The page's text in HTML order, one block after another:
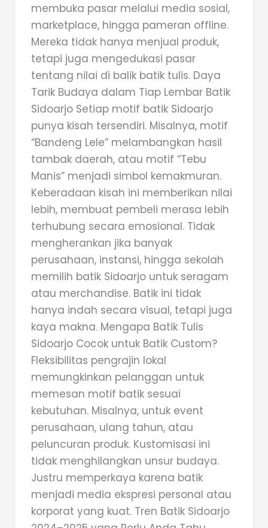
membuka pasar melalui media sosial,
marketplace, hingga pameran offline.
Mereka tidak hanya menjual produk,
tetapi juga mengedukasi pasar
tentang nilai di balik batik tulis. Daya
Tarik Budaya dalam Tiap Lembar Batik
Sidoarjo Setiap motif batik Sidoarjo
punya kisah tersendiri. Misalnya, motif
“Bandeng Lele” melambangkan hasil
tambak daerah, atau motif “Tebu
Manis” menjadi simbol kemakmuran.
Keberadaan kisah ini memberikan nilai
lebih, membuat pembeli merasa lebih
terhubung secara emosional. Tidak
mengherankan jika banyak
perusahaan, instansi, hingga sekolah
memilih batik Sidoarjo untuk seragam
atau merchandise. Batik ini tidak
hanya indah secara visual, tetapi juga
kaya makna. Mengapa Batik Tulis
Sidoarjo Cocok untuk Batik Custom?
Fleksibilitas pengrajin lokal
memungkinkan pelanggan untuk
memesan motif batik sesuai
kebutuhan. Misalnya, untuk event
perusahaan, ulang tahun, atau
peluncuran produk. Kustomisasi ini
tidak menghilangkan unsur budaya.
Justru memperkaya karena batik
menjadi media ekspresi personal atau
korporat yang kuat. Tren Batik Sidoarjo